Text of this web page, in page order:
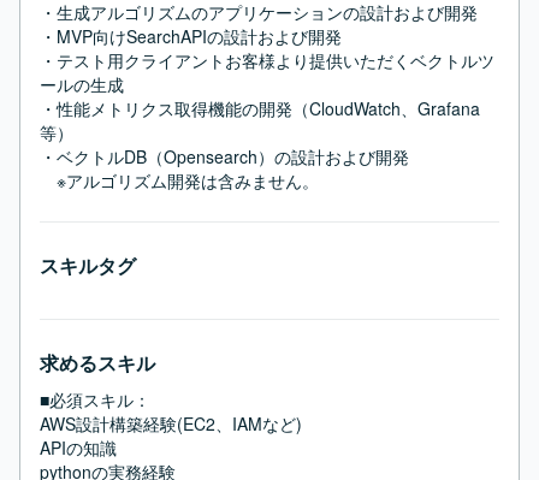
・生成アルゴリズムのアプリケーションの設計および開発
・MVP向けSearchAPIの設計および開発
・テスト用クライアントお客様より提供いただくベクトルツ
ールの生成
・性能メトリクス取得機能の開発（CloudWatch、Grafana
等）
・ベクトルDB（Opensearch）の設計および開発
※アルゴリズム開発は含みません。
スキルタグ
求めるスキル
■必須スキル：
AWS設計構築経験(EC2、IAMなど)
APIの知識
pythonの実務経験